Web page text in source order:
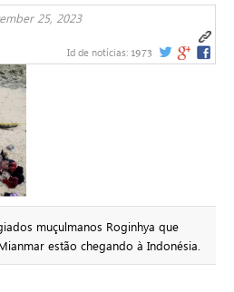
25, 2023
Id de notícias: 1973
muçulmanos Roginhya que
estão chegando à Indonésia.